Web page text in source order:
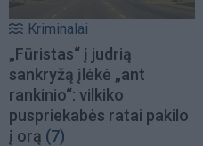
Kriminalai
„Fūristas“ į judrią
sankryžą įlėkė „ant
rankinio“: vilkiko
puspriekabės ratai pakilo
į orą (7)